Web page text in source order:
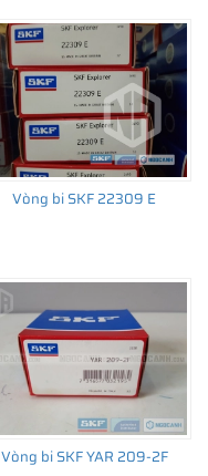
Vòng bi SKF 22309 E
Vòng bi SKF YAR 209-2F